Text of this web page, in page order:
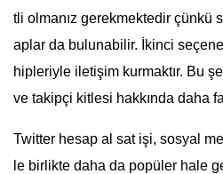
tli olmanız gerekmektedir çünkü
aplar da bulunabilir. İkinci
hipleriyle iletişim kurmaktır. Bu
ve takipçi kitlesi hakkında daha
Twitter hesap al sat işi, sosyal
le birlikte daha da popüler hale